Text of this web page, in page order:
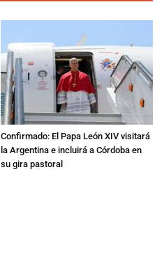
Confirmado: El Papa León XIV visitará
la Argentina e incluirá a Córdoba en
su gira pastoral